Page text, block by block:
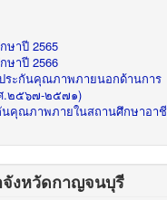
ษาปี 2565
ษาปี 2566
ระกันคุณภาพภายนอกด้านการ
.๒๕๖๗-๒๕๗๑)
นคุณภาพภายในสถานศึกษาอา
งหวัดกาญจนบุรี